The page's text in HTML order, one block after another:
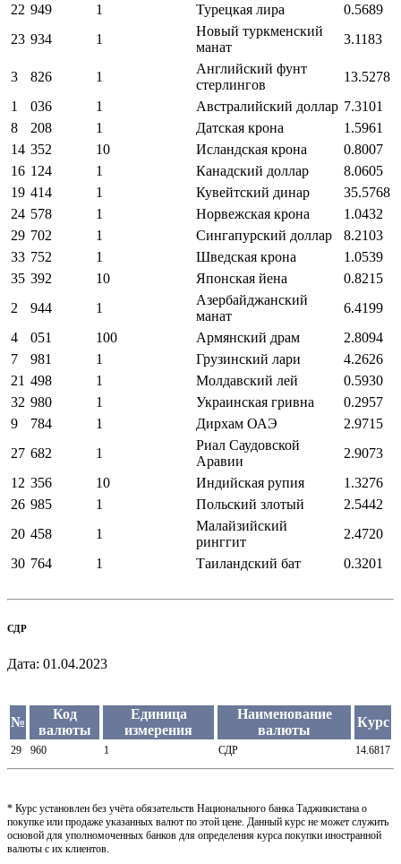
22 949 1 Турецкая лира
0.5689
23 934 1
Новый туркменский
манат
3.1183
3 826 1
Английский фунт
стерлингов
13.5278
1
036 1 Австралийский доллар 7.3101
8
208 1 Датская крона
1.5961
14 352 10 Исландская крона
0.8007
16 124 1 Канадский доллар
8.0605
19 414 1 Кувейтский динар
35.5768
24 578 1 Норвежская крона
1.0432
29 702 1 Сингапурский доллар
8.2103
33 752 1 Шведская крона
1.0539
35 392 10 Японская йена
0.8215
2
944 1
Азербайджанский
манат
6.4199
4
051 100 Армянский драм
2.8094
7
981 1 Грузинский лари
4.2626
21 498 1 Молдавский лей
0.5930
32 980 1 Украинская гривна
0.2957
9
784 1 Дирхам ОАЭ
2.9715
27 682 1
Риал Саудовской
Аравии
2.9073
12 356 10 Индийская рупия
1.3276
26 985 1 Польский злотый
2.5442
20 458 1
Малайзийский
ринггит
2.4720
30 764 1 Таиландский бат 0.3201
СДР
Дата: 01.04.2023
№
Код
валюты
Единица
измерения
Наименование
валюты
Курс
29 960 1 СДР 14.6817
* Курс установлен без учёта обязательств Национального банка Таджикистана о
покупке или продаже указанных валют по этой цене. Данный курс не может служить
основой для уполномоченных банков для определения курса покупки иностранной
валюты с их клиентов.